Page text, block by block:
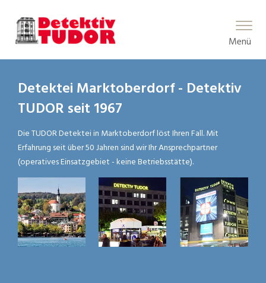
Main Menu
Menü
Detektei Marktoberdorf - Detektiv
TUDOR seit 1967
Die TUDOR Detektei in Marktoberdorf löst Ihren Fall. Mit
Erfahrung seit über 50 Jahren sind wir Ihr Ansprechpartner
(operatives Einsatzgebiet - keine Betriebsstätte).